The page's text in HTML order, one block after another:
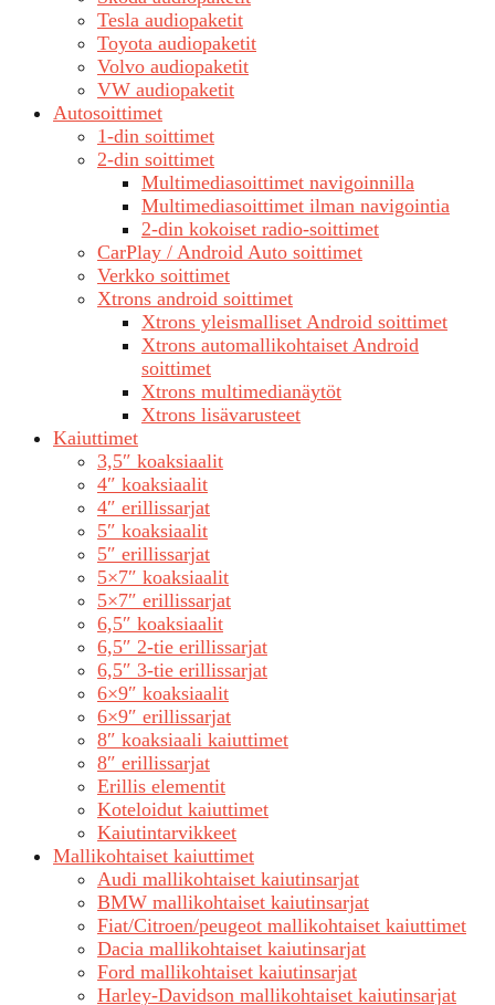
Tesla audiopaketit
Toyota audiopaketit
Volvo audiopaketit
VW audiopaketit
Autosoittimet
1-din soittimet
2-din soittimet
Multimediasoittimet navigoinnilla
Multimediasoittimet ilman navigointia
2-din kokoiset radio-soittimet
CarPlay / Android Auto soittimet
Verkko soittimet
Xtrons android soittimet
Xtrons yleismalliset Android soittimet
Xtrons automallikohtaiset Android
soittimet
Xtrons multimedianäytöt
Xtrons lisävarusteet
Kaiuttimet
3,5″ koaksiaalit
4″ koaksiaalit
4″ erillissarjat
5″ koaksiaalit
5″ erillissarjat
5×7″ koaksiaalit
5×7″ erillissarjat
6,5″ koaksiaalit
6,5″ 2-tie erillissarjat
6,5″ 3-tie erillissarjat
6×9″ koaksiaalit
6×9″ erillissarjat
8″ koaksiaali kaiuttimet
8″ erillissarjat
Erillis elementit
Koteloidut kaiuttimet
Kaiutintarvikkeet
Mallikohtaiset kaiuttimet
Audi mallikohtaiset kaiutinsarjat
BMW mallikohtaiset kaiutinsarjat
Fiat/Citroen/peugeot mallikohtaiset kaiuttimet
Dacia mallikohtaiset kaiutinsarjat
Ford mallikohtaiset kaiutinsarjat
Harley-Davidson mallikohtaiset kaiutinsarjat